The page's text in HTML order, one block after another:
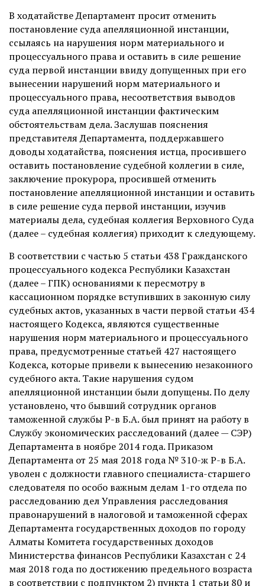
В ходатайстве Департамент просит отменить
постановление суда апелляционной инстанции,
ссылаясь на нарушения норм материального и
процессуального права и оставить в силе решение
суда первой инстанции ввиду допущенных при его
вынесении нарушений норм материального и
процессуального права, несоответствия выводов
суда апелляционной инстанции фактическим
обстоятельствам дела. Заслушав пояснения
представителя Департамента, поддержавшего
доводы ходатайства, пояснения истца, просившего
оставить постановление судебной коллегии в силе,
заключение прокурора, просившей отменить
постановление апелляционной инстанции и оставить
в силе решение суда первой инстанции, изучив
материалы дела, судебная коллегия Верховного Суда
(далее – судебная коллегия) приходит к следующему.
В соответствии с частью 5 статьи 438 Гражданского
процессуального кодекса Республики Казахстан
(далее – ГПК) основаниями к пересмотру в
кассационном порядке вступивших в законную силу
судебных актов, указанных в части первой статьи 434
настоящего Кодекса, являются существенные
нарушения норм материального и процессуального
права, предусмотренные статьей 427 настоящего
Кодекса, которые привели к вынесению незаконного
судебного акта. Такие нарушения судом
апелляционной инстанции были допущены. По делу
установлено, что бывший сотрудник органов
таможенной службы Р-в Б.А. был принят на работу в
Службу экономических расследований (далее — СЭР)
Департамента в ноябре 2014 года. Приказом
Департамента от 25 мая 2018 года № 310-ж Р-в Б.А.
уволен с должности главного специалиста-старшего
следователя по особо важным делам 1-го отдела по
расследованию дел Управления расследования
правонарушений в налоговой и таможенной сферах
Департамента государственных доходов по городу
Алматы Комитета государственных доходов
Министерства финансов Республики Казахстан с 24
мая 2018 года по достижению предельного возраста
в соответствии с подпунктом 2) пункта 1 статьи 80 и